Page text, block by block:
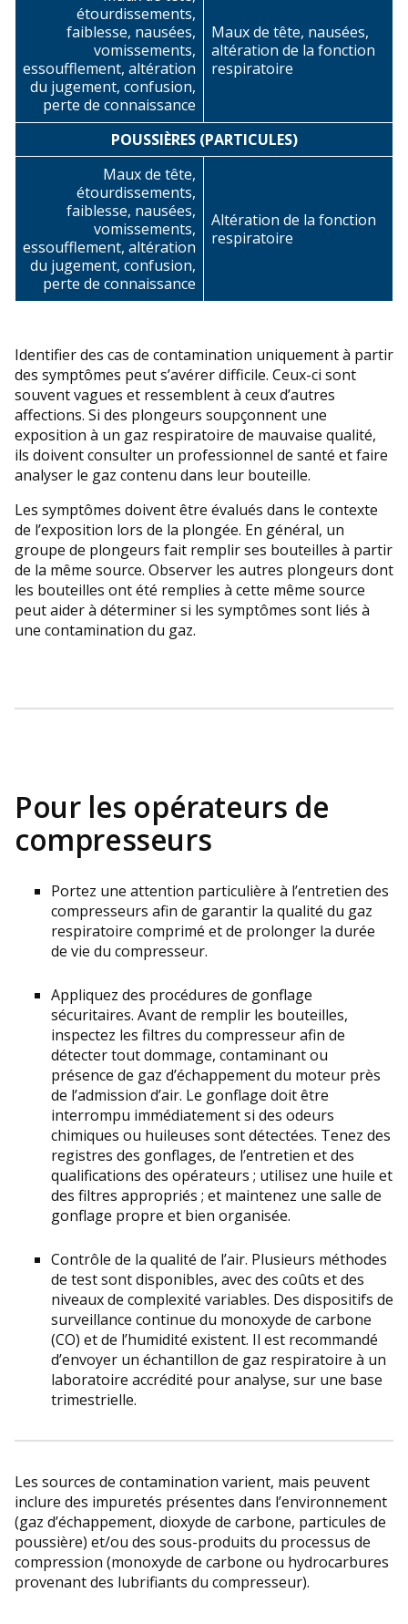
étourdissements,
faiblesse, nausées,
vomissements,
essoufflement, altération
du jugement, confusion,
perte de connaissance
Maux de tête, nausées,
altération de la fonction
respiratoire
POUSSIÈRES (PARTICULES)
Maux de tête,
étourdissements,
faiblesse, nausées,
vomissements,
essoufflement, altération
du jugement, confusion,
perte de connaissance
Altération de la fonction
respiratoire
Identifier des cas de contamination uniquement à partir
des symptômes peut s’avérer difficile. Ceux-ci sont
souvent vagues et ressemblent à ceux d’autres
affections. Si des plongeurs soupçonnent une
exposition à un gaz respiratoire de mauvaise qualité,
ils doivent consulter un professionnel de santé et faire
analyser le gaz contenu dans leur bouteille.
Les symptômes doivent être évalués dans le contexte
de l’exposition lors de la plongée. En général, un
groupe de plongeurs fait remplir ses bouteilles à partir
de la même source. Observer les autres plongeurs dont
les bouteilles ont été remplies à cette même source
peut aider à déterminer si les symptômes sont liés à
une contamination du gaz.
Pour les opérateurs de
compresseurs
Portez une attention particulière à l’entretien des
compresseurs afin de garantir la qualité du gaz
respiratoire comprimé et de prolonger la durée
de vie du compresseur.
Appliquez des procédures de gonflage
sécuritaires. Avant de remplir les bouteilles,
inspectez les filtres du compresseur afin de
détecter tout dommage, contaminant ou
présence de gaz d’échappement du moteur près
de l’admission d’air. Le gonflage doit être
interrompu immédiatement si des odeurs
chimiques ou huileuses sont détectées. Tenez des
registres des gonflages, de l’entretien et des
qualifications des opérateurs ; utilisez une huile et
des filtres appropriés ; et maintenez une salle de
gonflage propre et bien organisée.
Contrôle de la qualité de l’air. Plusieurs méthodes
de test sont disponibles, avec des coûts et des
niveaux de complexité variables. Des dispositifs de
surveillance continue du monoxyde de carbone
(CO) et de l’humidité existent. Il est recommandé
d’envoyer un échantillon de gaz respiratoire à un
laboratoire accrédité pour analyse, sur une base
trimestrielle.
Les sources de contamination varient, mais peuvent
inclure des impuretés présentes dans l’environnement
(gaz d’échappement, dioxyde de carbone, particules de
poussière) et/ou des sous-produits du processus de
compression (monoxyde de carbone ou hydrocarbures
provenant des lubrifiants du compresseur).